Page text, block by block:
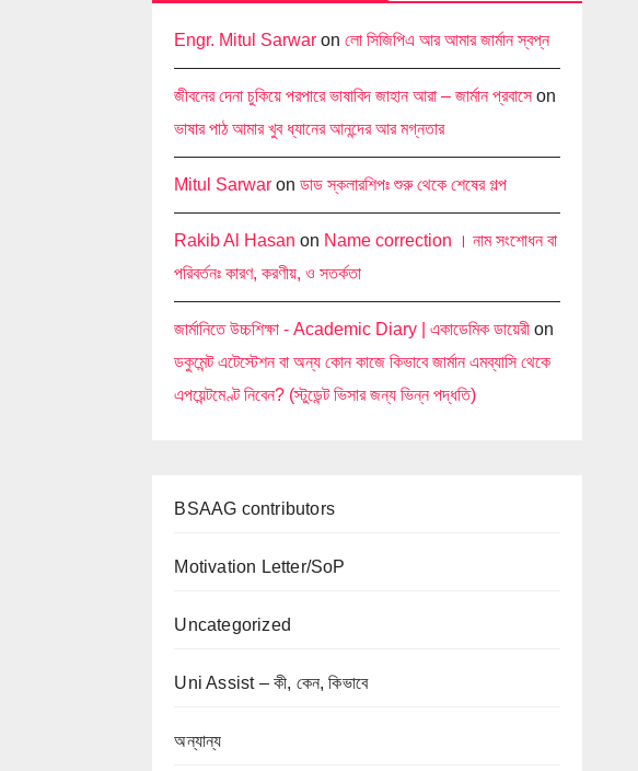
Engr. Mitul Sarwar onলো সিজিপিএ আর আমার জার্মান স্বপ্ন
জীবনের দেনা চুকিয়ে পরপারে ভাষাবিদ জাহান আরা – জার্মান প্রবাসেon
ভাষার পাঠ আমার খুব ধ্যানের আনন্দের আর মগ্নতার
Mitul Sarwar onডাড স্কলারশিপঃ শুরু থেকে শেষের গল্প
Rakib Al Hasan on Name correction । নাম সংশোধন বা
পরিবর্তনঃ কারণ, করণীয়, ও সতর্কতা
জার্মানিতে উচ্চশিক্ষা - Academic Diary | একাডেমিক ডায়েরী on
ডকুমেন্ট এটেস্টেশন বা অন্য কোন কাজে কিভাবে জার্মান এমব্যাসি থেকে
এপয়েন্টমেণ্ট নিবেন? (স্টুডেন্ট ভিসার জন্য ভিন্ন পদ্ধতি)
BSAAG contributors
Motivation Letter/SoP
Uncategorized
Uni Assist – কী, কেন, কিভাবে
অন্যান্য